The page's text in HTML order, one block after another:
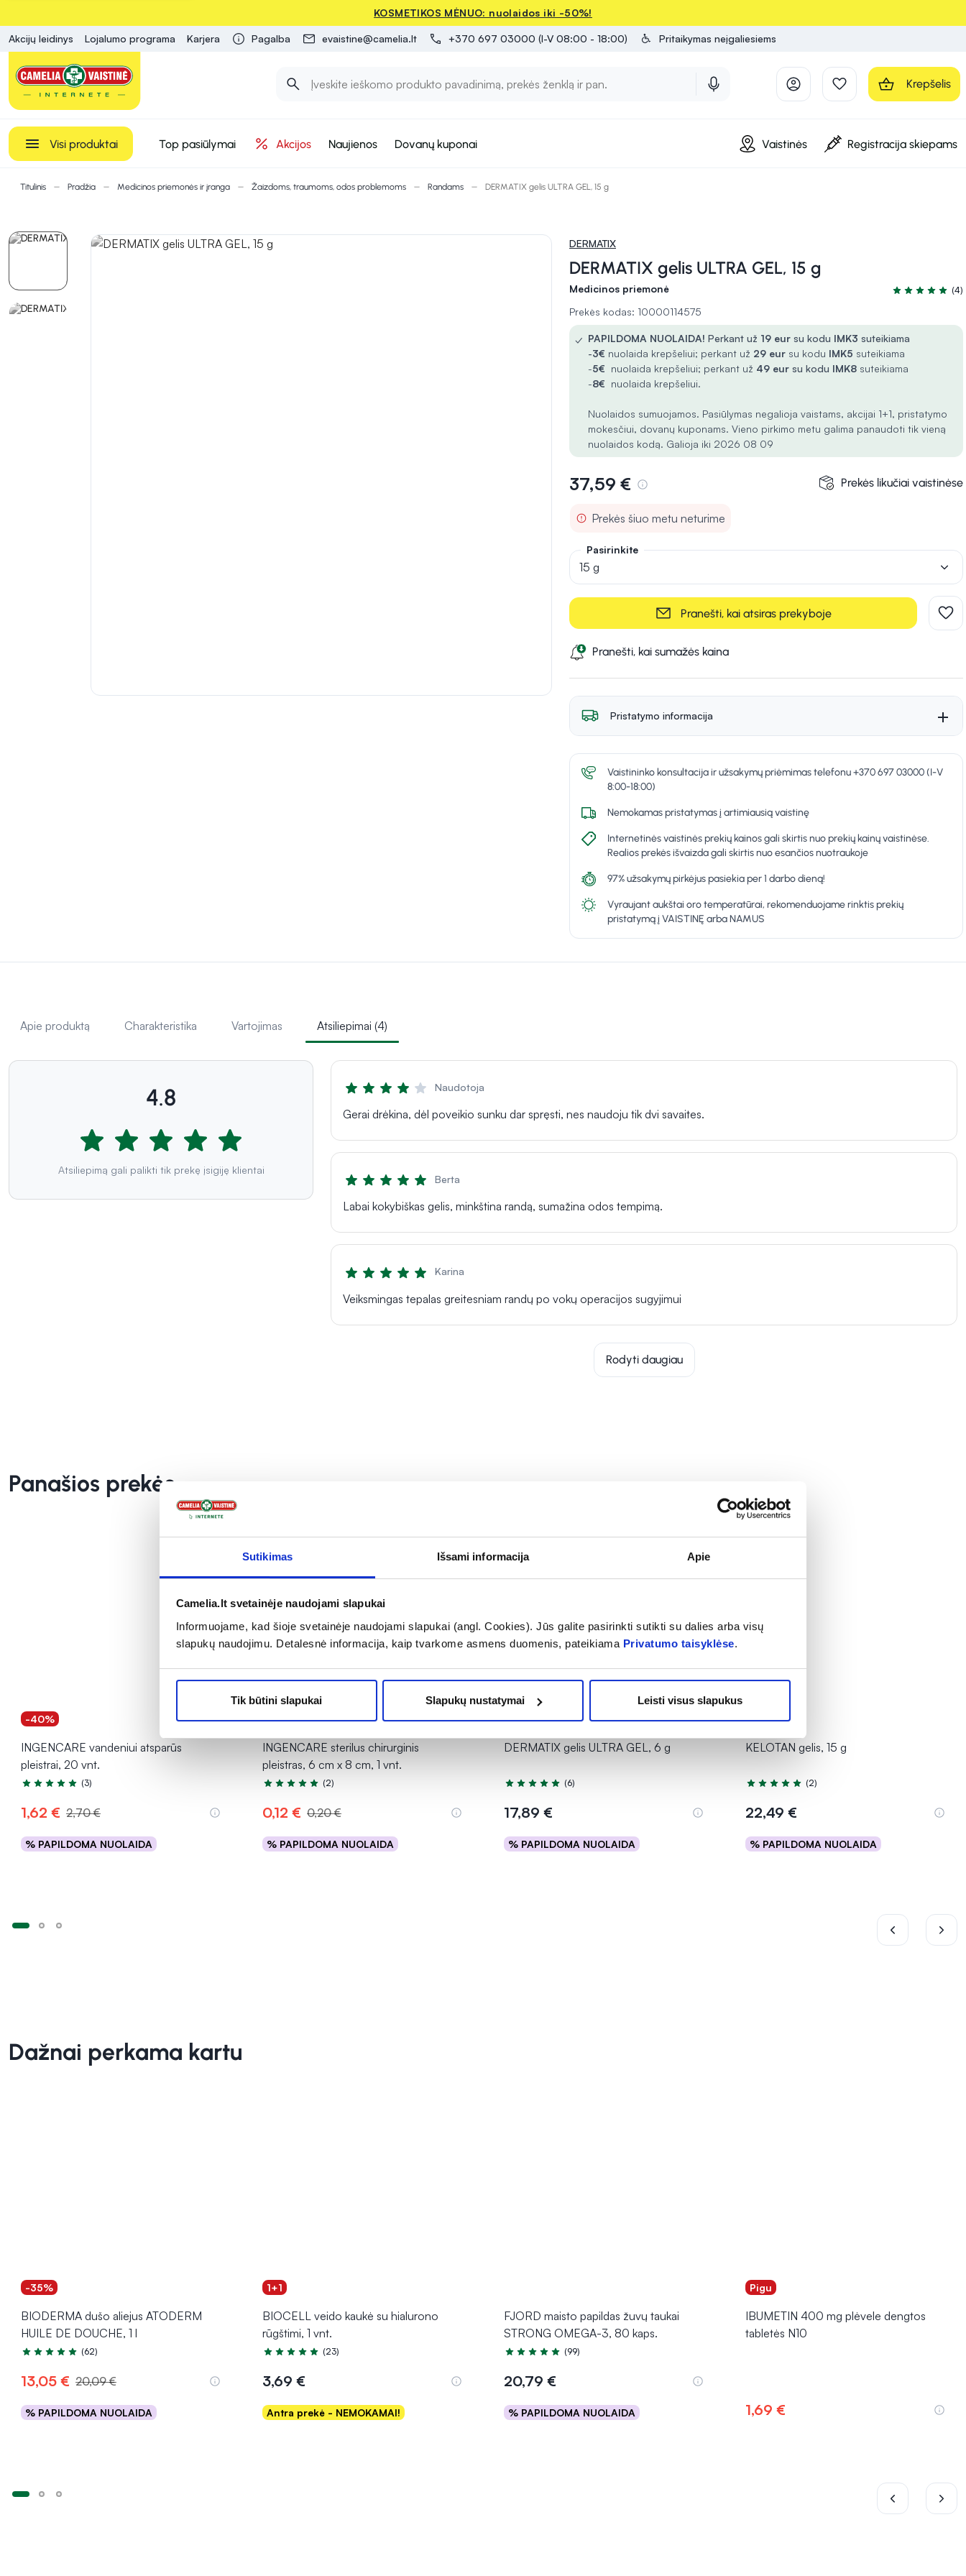
Sutikimas Išsami informacija Apie
Camelia.lt svetainėje naudojami slapukai
Informuojame, kad šioje svetainėje naudojami slapukai (angl. Cookies). Jūs galite pasirinkti sutikti su dalies arba visų
slapukų naudojimu. Detalesnė informacija, kaip tvarkome asmens duomenis, pateikiama Privatumo taisyklėse.
Tik būtini slapukai Slapukų nustatymai Leisti visus slapukus
KOSMETIKOS MĖNUO: nuolaidos iki -50%!
Akcijų leidinys Lojalumo programa Karjera Pagalba evaistine@camelia.lt +370 697 03000 (I-V 08:00 - 18:00) Pritaikymas neįgaliesiems
Krepšelis
Visi produktai Top pasiūlymai Akcijos Naujienos Dovanų kuponai Vaistinės Registracija skiepams
Titulinis Pradžia Medicinos priemonės ir įranga Žaizdoms, traumoms, odos problemoms Randams DERMATIX gelis ULTRA GEL, 15 g
DERMATIX
DERMATIX gelis ULTRA GEL, 15 g
Medicinos priemonė
Įvertinimas
(4)
Prekės kodas: 10000114575
✓ PAPILDOMA NUOLAIDA! Perkant už 19 eur su kodu IMK3 suteikiama
-3€ nuolaida krepšeliui; perkant už 29 eur su kodu IMK5 suteikiama
-5€ nuolaida krepšeliui; perkant už 49 eur su kodu IMK8 suteikiama
-8€ nuolaida krepšeliui.
Nuolaidos sumuojamos. Pasiūlymas negalioja vaistams, akcijai 1+1, pristatymo
mokesčiui, dovanų kuponams. Vieno pirkimo metu galima panaudoti tik vieną
nuolaidos kodą. Galioja iki 2026 08 09
37,59 € Prekės likučiai vaistinėse
Prekės šiuo metu neturime
Pasirinkite
15 g
Pranešti, kai atsiras prekyboje
Pranešti, kai sumažės kaina
Pristatymo informacija
Vaistininko konsultacija ir užsakymų priėmimas telefonu +370 697 03000 (I-V
8:00-18:00)
Nemokamas pristatymas į artimiausią vaistinę
Internetinės vaistinės prekių kainos gali skirtis nuo prekių kainų vaistinėse.
Realios prekės išvaizda gali skirtis nuo esančios nuotraukoje
97% užsakymų pirkėjus pasiekia per 1 darbo dieną!
Vyraujant aukštai oro temperatūrai, rekomenduojame rinktis prekių
pristatymą į VAISTINĘ arba NAMUS
Apie produktą Charakteristika Vartojimas Atsiliepimai (4)
4.8
Atsiliepimą gali palikti tik prekę įsigiję klientai
Naudotoja
Gerai drėkina, dėl poveikio sunku dar spręsti, nes naudoju tik dvi savaites.
Berta
Labai kokybiškas gelis, minkština randą, sumažina odos tempimą.
Karina
Veiksmingas tepalas greitesniam randų po vokų operacijos sugyjimui
Rodyti daugiau
Panašios prekės
-40%
INGENCARE vandeniui atsparūs
pleistrai, 20 vnt.
Įvertinimas 5.0 iš 5
(3)
1,62 € 2,70 €
% PAPILDOMA NUOLAIDA
Į krepšelį
-40%
INGENCARE sterilus chirurginis
pleistras, 6 cm x 8 cm, 1 vnt.
Įvertinimas 5.0 iš 5
(2)
0,12 € 0,20 €
% PAPILDOMA NUOLAIDA
Į krepšelį
DERMATIX gelis ULTRA GEL, 6 g
Įvertinimas 5.0 iš 5
(6)
17,89 €
% PAPILDOMA NUOLAIDA
Į krepšelį
KELOTAN gelis, 15 g
Įvertinimas 5.0 iš 5
(2)
22,49 €
% PAPILDOMA NUOLAIDA
Į krepšelį
Dažnai perkama kartu
-35%
BIODERMA dušo aliejus ATODERM
HUILE DE DOUCHE, 1 l
Įvertinimas 5.0 iš 5
(62)
13,05 € 20,09 €
% PAPILDOMA NUOLAIDA
Į krepšelį
1+1
BIOCELL veido kaukė su hialurono
rūgštimi, 1 vnt.
Įvertinimas 5.0 iš 5
(23)
3,69 €
Antra prekė - NEMOKAMAI!
Į krepšelį
FJORD maisto papildas žuvų taukai
STRONG OMEGA-3, 80 kaps.
Įvertinimas 4.9 iš 5
(99)
20,79 €
% PAPILDOMA NUOLAIDA
Į krepšelį
Pigu
IBUMETIN 400 mg plėvele dengtos
tabletės N10
1,69 €